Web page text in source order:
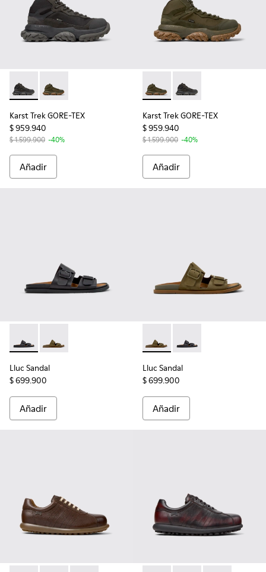
Karst Trek GORE-TEX - K300499-001 - Botines
Karst Trek GORE-TEX - K300499-004 - Botines
Karst Trek GORE-TEX
$ 959.940
$ 1.599.900 -40%
Añadir
Karst Trek GORE-TEX -
Karst Trek GORE-
Karst Trek GORE-TEX
$ 959.940
$ 1.599.900 -40%
Añadir
Lluc Sandal - K101091-001 - Sandalias de piel negras para
Lluc Sandal - K101091-004 - Sandalias de ante
Lluc Sandal
$ 699.900
Añadir
Lluc Sandal - K101091-004
Lluc Sandal -
Lluc Sandal
$ 699.900
Añadir